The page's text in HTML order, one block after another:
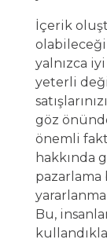
İçerik
yalnızca
yeterli
göz
önemli
hakkında
Bu,